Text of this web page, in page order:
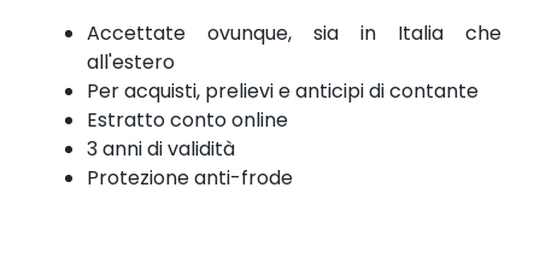
Accettate ovunque, sia in Italia che
all'estero
Per acquisti, prelievi e anticipi di contante
Estratto conto online
3 anni di validità
Protezione anti-frode